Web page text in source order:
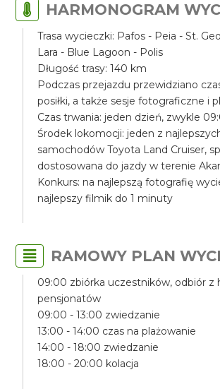
HARMONOGRAM
Trasa wycieczki: Pafos - Peia - St.
Lara - Blue Lagoon - Polis
Długość trasy: 140 km
Podczas przejazdu przewidziano
posiłki, a także sesje fotograficzne i
Czas trwania: jeden dzień, zwykle
Środek lokomocji: jeden z
samochodów Toyota Land Cruiser,
dostosowana do jazdy w terenie
Konkurs: na najlepszą fotografię
najlepszy filmik do 1 minuty
RAMOWY PLAN
09:00 zbiórka uczestników, odbiór z
pensjonatów
09:00 - 13:00 zwiedzanie
13:00 - 14:00 czas na plażowanie
14:00 - 18:00 zwiedzanie
18:00 - 20:00 kolacja